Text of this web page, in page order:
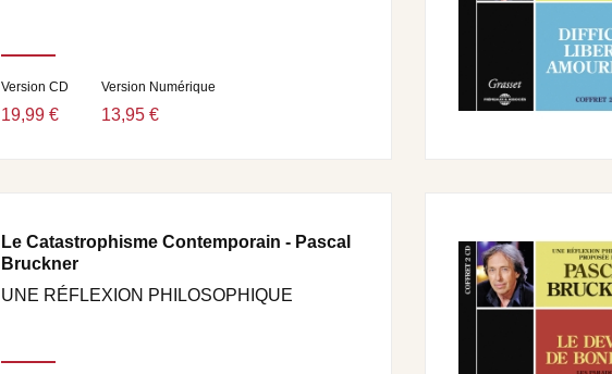
Version CD
19,99 €
Version Numérique
13,95 €
Le Catastrophisme Contemporain - Pascal
Bruckner
UNE RÉFLEXION PHILOSOPHIQUE